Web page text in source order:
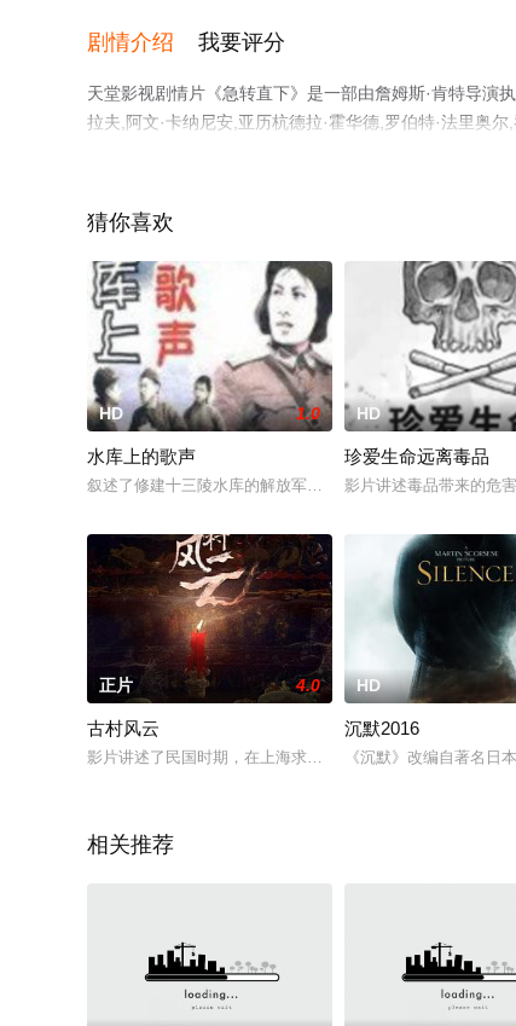
剧情介绍 我要评分
天堂影视剧情片《急转直下》是一部由詹姆斯·肯特导演
拉夫,阿文·卡纳尼安,亚历杭德拉·霍华德,罗伯特·法里奥
精彩演绎的美国 / 意大利电影，手机免费观看高清未删
。
猜你喜欢
HD 1.0
水库上的歌声
叙述了修建十三陵水库的解放军排长与其未婚妻共同投身水
HD
珍爱生命远离毒品
影片讲述毒品带来的危
正片 4.0
古村风云
影片讲述了民国时期，在上海求学的冯晨晨在参加学生运动
HD
沉默2016
《沉默》改编自著名日
相关推荐